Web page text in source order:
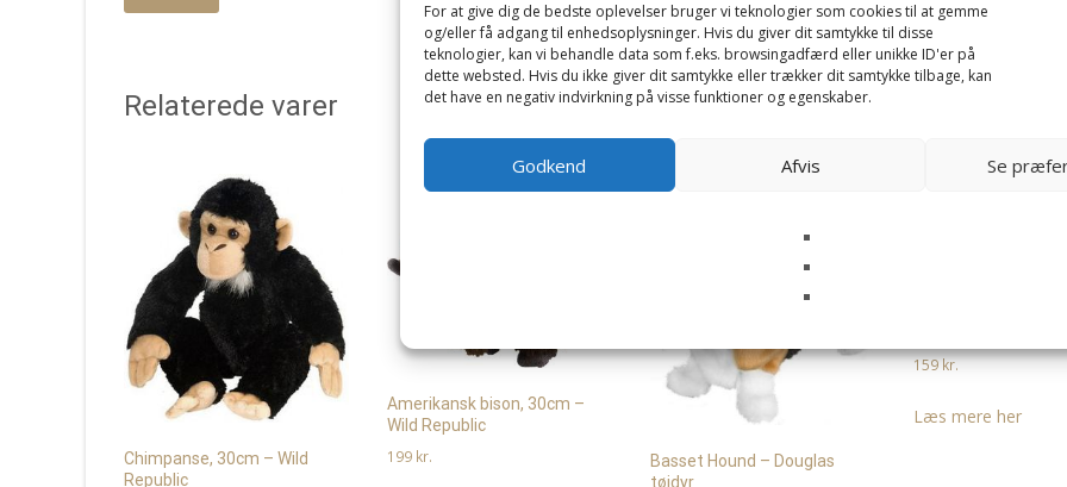
For at give dig de bedste oplevelser bruger vi teknologier som cookies til at gemme
og/eller få adgang til enhedsoplysninger. Hvis du giver dit samtykke til disse
teknologier, kan vi behandle data som f.eks. browsingadfærd eller unikke ID'er på
dette websted. Hvis du ikke giver dit samtykke eller trækker dit samtykke tilbage, kan
det have en negativ indvirkning på visse funktioner og egenskaber.
Godkend Afvis Se
Relaterede varer
Chimpanse, 30cm – Wild
Republic
Amerikansk bison, 30cm –
Wild Republic
199 kr.
Basset Hound – Douglas
tøjdyr
159kr.
Læs mere her